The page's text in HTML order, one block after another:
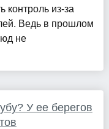
контроль из-за
Ведь в прошлом
не
У ее берегов